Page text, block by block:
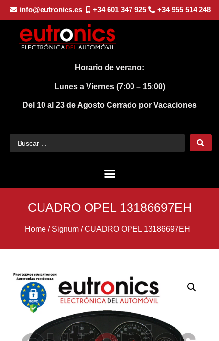
info@eutronics.es +34 601 347 925 +34 955 514 248
Horario de verano:
Lunes a Viernes (7:00 – 15:00)
Del 10 al 23 de Agosto Cerrado por Vacaciones
CUADRO OPEL 13186697EH
Home/ Signum/CUADRO OPEL 13186697EH